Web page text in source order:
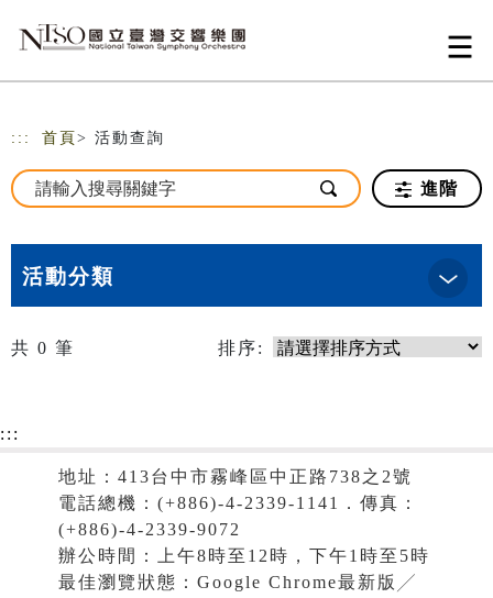
::: 首頁 > 活動查詢
進階
活動分類
共 0 筆 排序:
:::
地址：413台中市霧峰區中正路738之2號
電話總機：(+886)-4-2339-1141．傳真：
(+886)-4-2339-9072
辦公時間：上午8時至12時，下午1時至5時
最佳瀏覽狀態：Google Chrome最新版╱